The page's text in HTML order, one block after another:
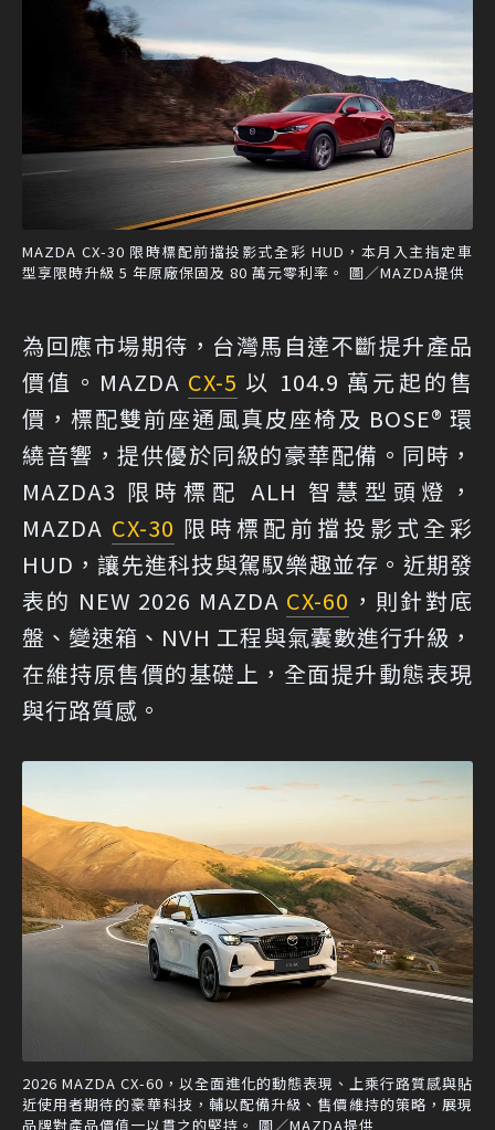
MAZDA CX-30 限時標配前擋投影式全彩 HUD，本月入主指定車
型享限時升級 5 年原廠保固及 80 萬元零利率。 圖／MAZDA提供
為回應市場期待，台灣馬自達不斷提升產品
價值。MAZDA CX-5 以 104.9 萬元起的售
價，標配雙前座通風真皮座椅及 BOSE® 環
繞音響，提供優於同級的豪華配備。同時，
MAZDA3 限時標配 ALH 智慧型頭燈，
MAZDA CX-30 限時標配前擋投影式全彩
HUD，讓先進科技與駕馭樂趣並存。近期發
表的 NEW 2026 MAZDA CX-60 ，則針對底
盤、變速箱、NVH 工程與氣囊數進行升級，
在維持原售價的基礎上，全面提升動態表現
與行路質感。
2026 MAZDA CX-60，以全面進化的動態表現、上乘行路質感與貼
近使用者期待的豪華科技，輔以配備升級、售價維持的策略，展現
品牌對產品價值一以貫之的堅持。 圖／MAZDA提供